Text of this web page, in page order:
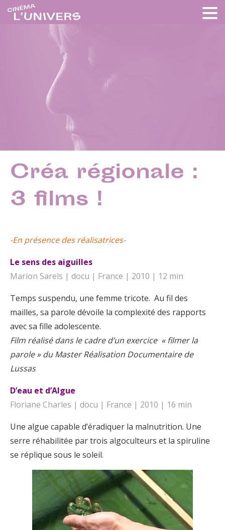
Créa régionale :
3 films !
-En présence des réalisatrices-
Le sens des aiguilles
Marion Sarels | docu | France | 2010 | 12 min
Temps suspendu, une femme tricote. Au fil des
mailles, sa parole dévoile la complexité des rapports
avec sa fille adolescente.
Film réalisé dans le cadre d’un exercice « filmer la
parole » du Master Réalisation Documentaire de
Lussas
D’eau et d’Algue
Floriane Charles | docu | France | 2010 | 16 min
Une algue capable d’éradiquer la malnutrition. Une
serre réhabilitée par trois algoculteurs et la spiruline
se réplique sous le soleil.